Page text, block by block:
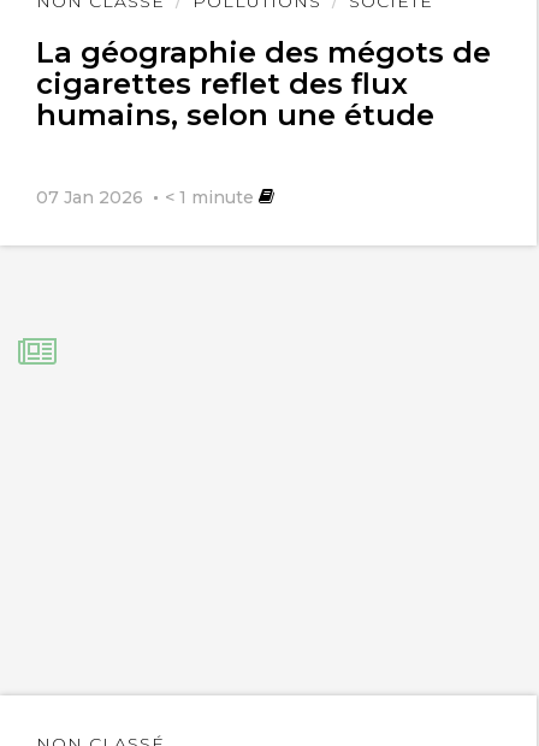
La géographie des mégots de
cigarettes reflet des flux
humains, selon une étude
07 Jan 2026 < 1 minute